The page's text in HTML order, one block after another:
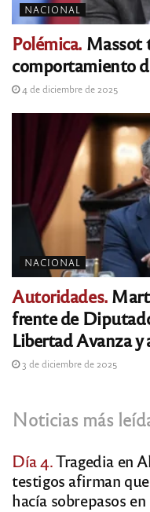
NACIONAL
Polémica. Massot
comportamiento
4 de diciembre de 2025
NACIONAL
Autoridades.
frente de
Libertad Avanza y
3 de diciembre de 2025
Noticias más
Día 4.Tragedia en
testigos afirman
hacía sobrepasos